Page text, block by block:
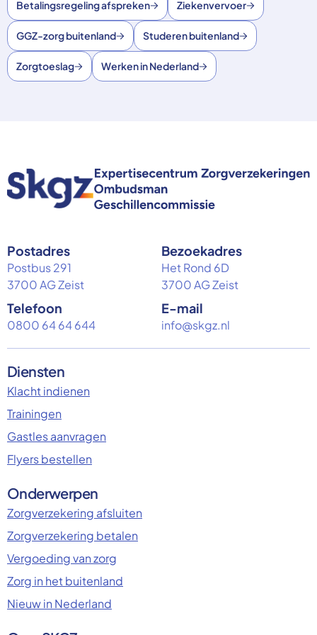
Betalingsregeling afspreken Ziekenvervoer
GGZ-zorg buitenland Studeren buitenland
Zorgtoeslag Werken in Nederland
Postadres
Postbus 291
3700 AG Zeist
Bezoekadres
Het Rond 6D
3700 AG Zeist
Telefoon
0800 64 64 644
E-mail
info@skgz.nl
Diensten
Klacht indienen
Trainingen
Gastles aanvragen
Flyers bestellen
Onderwerpen
Zorgverzekering afsluiten
Zorgverzekering betalen
Vergoeding van zorg
Zorg in het buitenland
Nieuw in Nederland